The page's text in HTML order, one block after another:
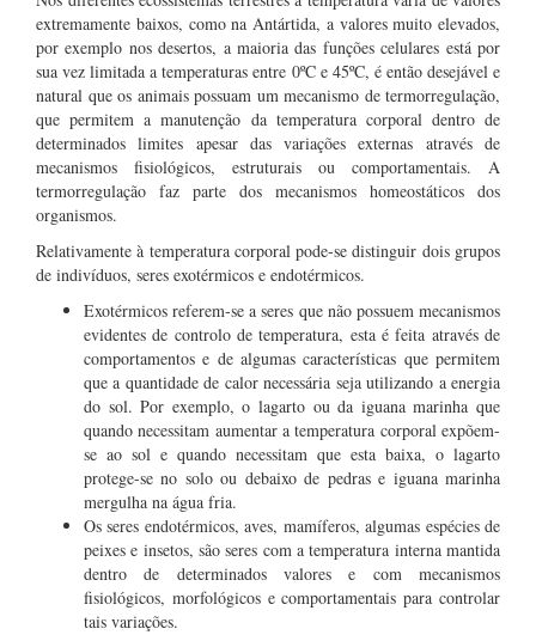
extremamente baixos, como na Antártida, a valores muito elevados,
por exemplo nos desertos, a maioria das funções celulares está por
sua vez limitada a temperaturas entre 0ºC e 45ºC, é então desejável e
natural que os animais possuam um mecanismo de termorregulação,
que permitem a manutenção da temperatura corporal dentro de
determinados limites apesar das variações externas através de
mecanismos fisiológicos, estruturais ou comportamentais. A
termorregulação faz parte dos mecanismos homeostáticos dos
organismos.
Relativamente à temperatura corporal pode-se distinguir dois grupos
de indivíduos, seres exotérmicos e endotérmicos.
Exotérmicos referem-se a seres que não possuem mecanismos
evidentes de controlo de temperatura, esta é feita através de
comportamentos e de algumas características que permitem
que a quantidade de calor necessária seja utilizando a energia
do sol. Por exemplo, o lagarto ou da iguana marinha que
quando necessitam aumentar a temperatura corporal expõem-
se ao sol e quando necessitam que esta baixa, o lagarto
protege-se no solo ou debaixo de pedras e iguana marinha
mergulha na água fria.
Os seres endotérmicos, aves, mamíferos, algumas espécies de
peixes e insetos, são seres com a temperatura interna mantida
dentro de determinados valores e com mecanismos
fisiológicos, morfológicos e comportamentais para controlar
tais variações.